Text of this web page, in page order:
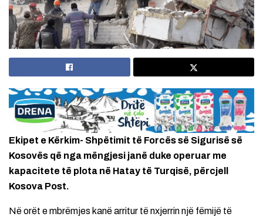
Ekipet e Kërkim- Shpëtimit të Forcës së Sigurisë së
Kosovës që nga mëngjesi janë duke operuar me
kapacitete të plota në Hatay të Turqisë, përcjell
Kosova Post.
Në orët e mbrëmjes kanë arritur të nxjerrin një fëmijë të